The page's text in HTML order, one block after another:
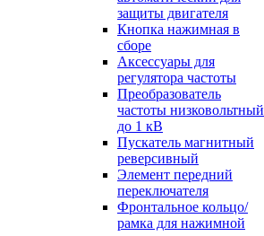
защиты двигателя
Кнопка нажимная в
сборе
Аксессуары для
регулятора частоты
Преобразователь
частоты низковольтный
до 1 кВ
Пускатель магнитный
реверсивный
Элемент передний
переключателя
Фронтальное кольцо/
рамка для нажимной